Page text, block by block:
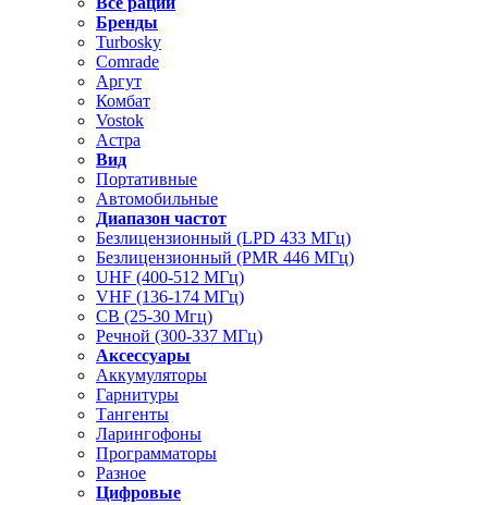
Бренды
Turbosky
Comrade
Аргут
Комбат
Vostok
Астра
Вид
Портативные
Автомобильные
Диапазон частот
Безлицензионный (LPD 433 МГц)
Безлицензионный (PMR 446 МГц)
UHF (400-512 МГц)
VHF (136-174 МГц)
CB (25-30 Мгц)
Речной (300-337 МГц)
Аксессуары
Аккумуляторы
Гарнитуры
Тангенты
Ларингофоны
Программаторы
Разное
Цифровые